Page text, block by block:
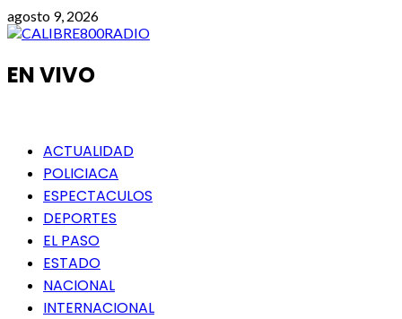
Saltar
al
agosto 9, 2026
EN VIVO
Menú
principal
ACTUALIDAD
POLICIACA
ESPECTACULOS
DEPORTES
EL PASO
ESTADO
NACIONAL
INTERNACIONAL